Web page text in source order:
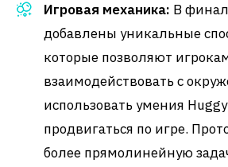
Игровая механика: В
добавлены уникальные
которые позволяют
взаимодействовать с
использовать умения
продвигаться по игре.
более прямолинейную